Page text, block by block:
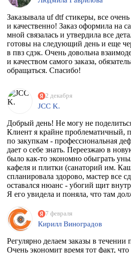
Заказывала uf dtf стикеры, все
и качественно! Заказ оформила на
мной связалась и утвердила все
готовы на следующий день и еще
в пвз сдэк. Очень довольна
и качеством самого заказа,
обращаться. Спасибо!
2 декабря
JCC K.
Добрый день! Не могу не
Клиент я крайне проблематичный,
по закупкам - профессиональная
дает о себе знать. Переезжаю в
было как-то экономно обыграть
кафеля и плитки (санаторий им.
спланировала здорово, мастер все
оставался нюанс - убогий щит
Я его увидела и поняла, что там
фирму, которая может это сделать.
моем случае, потому что наклейка
водостойкая, под мой размер и еще
учитывая, что типографии не
Перерыла весь инет, разговаривала
7 февраля
Кирилл Виноградов
Регулярно делаем заказы в течении
Очень экономит время тот факт,